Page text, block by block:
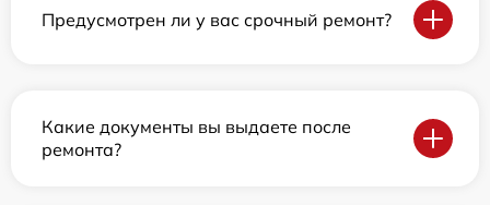
Предусмотрен ли у вас срочный ремонт?
Какие документы вы выдаете после
ремонта?